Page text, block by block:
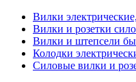
Вилки
Вилки и розетки
Вилки и штепсели
Колодки
Силовые вилки и